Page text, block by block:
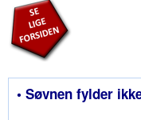
• Søvnen fylder